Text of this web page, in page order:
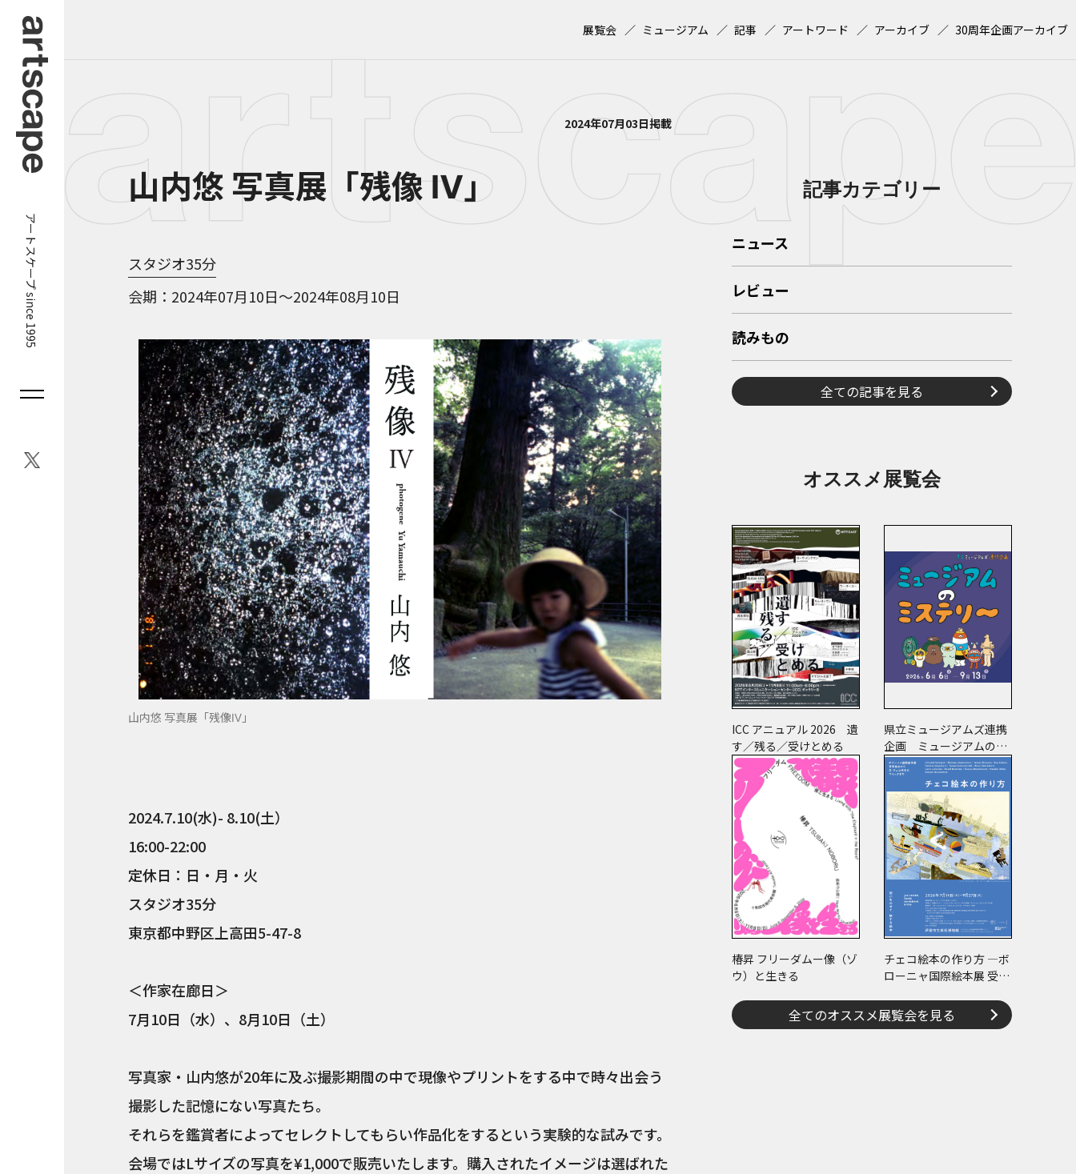
アートスケープ since 1995
展覧会 ミュージアム 記事 アートワード アーカイブ 30周年企画アーカイブ
2024年07月03日掲載
山内悠 写真展「残像 Ⅳ」
スタジオ35分
会期
2024年07月10日～2024年08月10日
山内悠 写真展「残像Ⅳ」
2024.7.10(水)- 8.10(土）
16:00-22:00
定休日：日・月・火
スタジオ35分
東京都中野区上高田5-47-8
＜作家在廊日＞
7月10日（水）、8月10日（土）
写真家・山内悠が20年に及ぶ撮影期間の中で現像やプリントをする中で時々出会う
撮影した記憶にない写真たち。
それらを鑑賞者によってセレクトしてもらい作品化をするという実験的な試みです。
会場ではLサイズの写真を¥1,000で販売いたします。購入されたイメージは選ばれた
記事カテゴリー
ニュース
レビュー
読みもの
全ての記事を見る
オススメ展覧会
ICC アニュアル 2026 遺
す／残る／受けとめる
県立ミュージアムズ連携
企画 ミュージアムのミ
ステリー
椿昇 フリーダムー像（ゾ
ウ）と生きる
チェコ絵本の作り方 ―ボ
ローニャ国際絵本展 受賞
のコミックまで―
全てのオススメ展覧会を見る